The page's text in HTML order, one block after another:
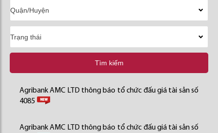
Tìm kiếm
Agribank AMC LTD thông báo tổ chức đấu giá tài sản số
4085
Agribank AMC LTD thông báo tổ chức đấu giá tài sản số